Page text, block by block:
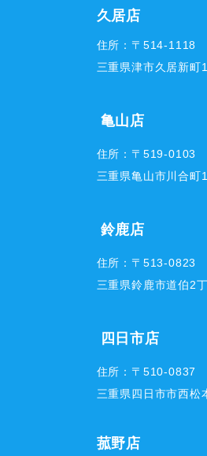
久居店
住所：〒514-1118
三重県津市久居新町
亀山店
住所：〒519-0103
三重県亀山市川合町
鈴鹿店
住所：〒513-0823
三重県鈴鹿市道伯2
四日市店
住所：〒510-0837
三重県四日市市西松
菰野店